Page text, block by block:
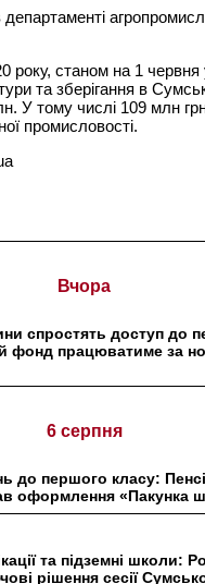
Вчора
спростять доступ до
фонд працюватиме за
6 серпня
до першого класу:
оформлення «Пакунка
та підземні школи:
рішення сесії
року, станом на 1 червня
та зберігання в
У тому числі 109 млн
промисловості.